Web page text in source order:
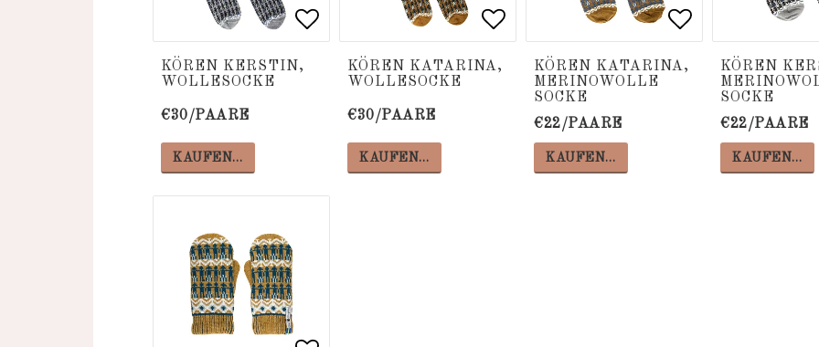
Add to list of favorites
Add to list of favorites
KÖREN KERSTIN,
WOLLESOCKE
€30/PAARE
KAUFEN…
Add to list of favorites
Add to list of favorites
KÖREN KATARINA,
WOLLESOCKE
€30/PAARE
KAUFEN…
Add to list of
Add to list of
KÖREN KATARINA,
MERINOWOLLE
SOCKE
€22/PAARE
KAUFEN…
KÖREN
SOCKE
€22/PAARE
KAUFEN…